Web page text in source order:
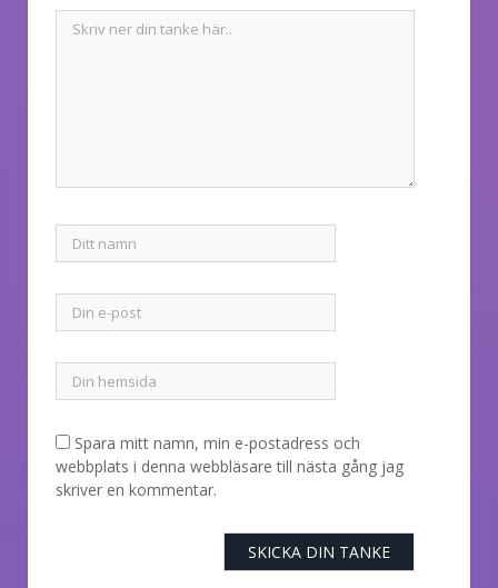
Spara mitt namn, min e-postadress och
webbplats i denna webbläsare till nästa gång jag
skriver en kommentar.